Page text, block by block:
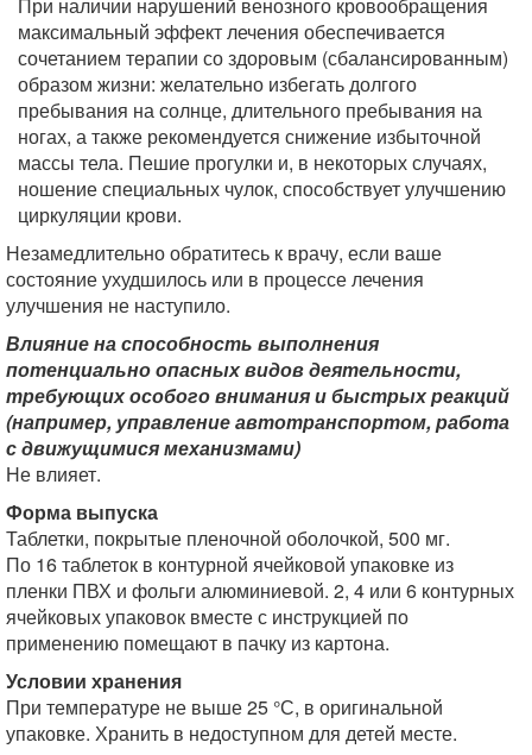
максимальный эффект лечения обеспечивается
сочетанием терапии со здоровым (сбалансированным)
образом жизни: желательно избегать долгого
пребывания на солнце, длительного пребывания на
ногах, а также рекомендуется снижение избыточной
массы тела. Пешие прогулки и, в некоторых случаях,
ношение специальных чулок, способствует улучшению
циркуляции крови.
Незамедлительно обратитесь к врачу, если ваше
состояние ухудшилось или в процессе лечения
улучшения не наступило.
Влияние на способность выполнения
потенциально опасных видов деятельности,
требующих особого внимания и быстрых реакций
(например, управление автотранспортом, работа
с движущимися механизмами)
Не влияет.
Форма выпуска
Таблетки, покрытые пленочной оболочкой, 500 мг.
По 16 таблеток в контурной ячейковой упаковке из
пленки ПВХ и фольги алюминиевой. 2, 4 или 6 контурных
ячейковых упаковок вместе с инструкцией по
применению помещают в пачку из картона.
Условии хранения
При температуре не выше 25 °С, в оригинальной
упаковке. Хранить в недоступном для детей месте.